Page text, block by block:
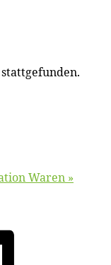
Waren »